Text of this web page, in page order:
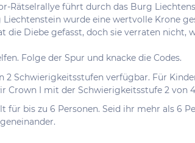
Rätselrallye führt durch das Burg
Liechtenstein wurde eine wertvolle Krone
die Diebe gefasst, doch sie verraten nicht,
Folge der Spur und knacke die Codes.
2 Schwierigkeitsstufen verfügbar. Für
Crown I mit der Schwierigkeitsstufe 2 von
für bis zu 6 Personen. Seid ihr mehr als 6